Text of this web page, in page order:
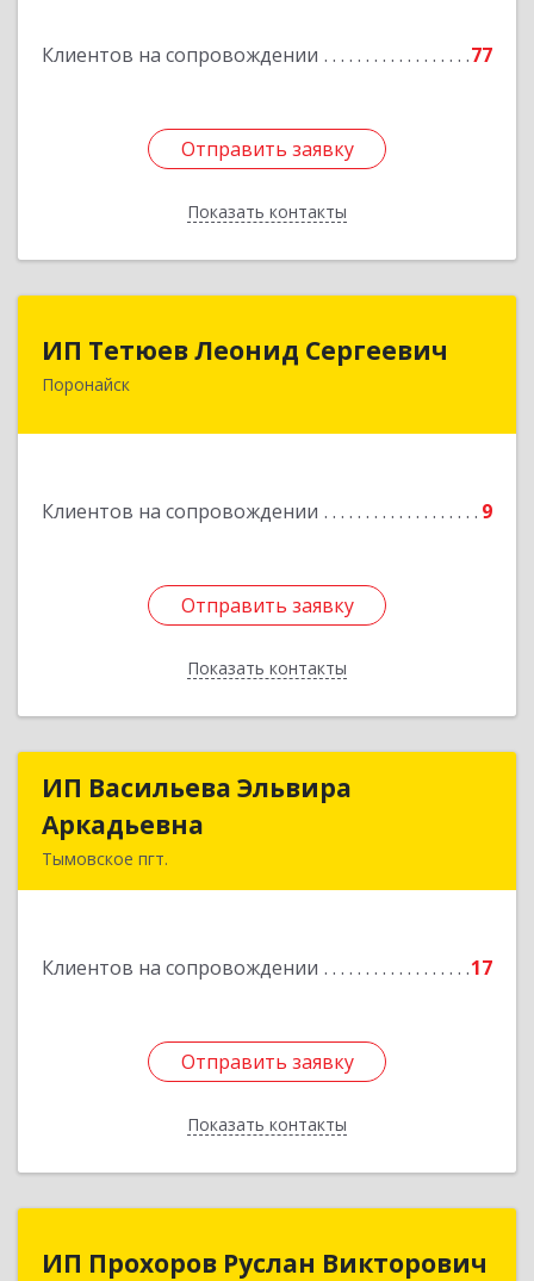
Клиентов на сопровождении 77
Отправить заявку
Показать контакты
Подробнее
Отправить заявку
Назад
ИП Тетюев Леонид Сергеевич
Поронайск
Клиентов на сопровождении 9
Отправить заявку
Показать контакты
694242, Сахалинская обл, Поронайск г, Фрунзе
Отправить заявку
Назад
ИП Васильева Эльвира
Аркадьевна
Тымовское пгт.
Клиентов на сопровождении 17
Отправить заявку
Показать контакты
ИП Васильева Эльвира
Отправить заявку
Назад
ИП Прохоров Руслан Викторович